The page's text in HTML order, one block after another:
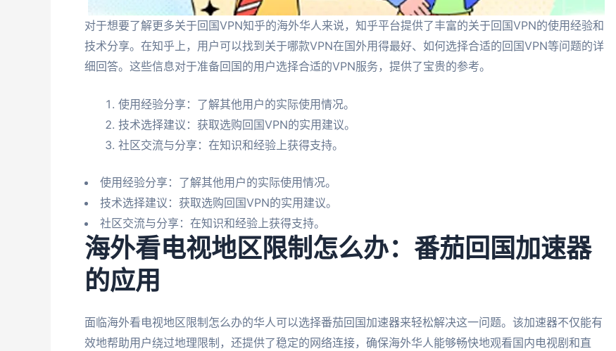
对于想要了解更多关于回国VPN知乎的海外华人来说，知乎平台提供了丰富的关于回国VPN的使用经验和
技术分享。在知乎上，用户可以找到关于哪款VPN在国外用得最好、如何选择合适的回国VPN等问题的详
细回答。这些信息对于准备回国的用户选择合适的VPN服务，提供了宝贵的参考。
使用经验分享：了解其他用户的实际使用情况。
技术选择建议：获取选购回国VPN的实用建议。
社区交流与分享：在知识和经验上获得支持。
使用经验分享：了解其他用户的实际使用情况。
技术选择建议：获取选购回国VPN的实用建议。
社区交流与分享：在知识和经验上获得支持。
海外看电视地区限制怎么办：番茄回国加速器
的应用
面临海外看电视地区限制怎么办的华人可以选择番茄回国加速器来轻松解决这一问题。该加速器不仅能有
效地帮助用户绕过地理限制，还提供了稳定的网络连接，确保海外华人能够畅快地观看国内电视剧和直